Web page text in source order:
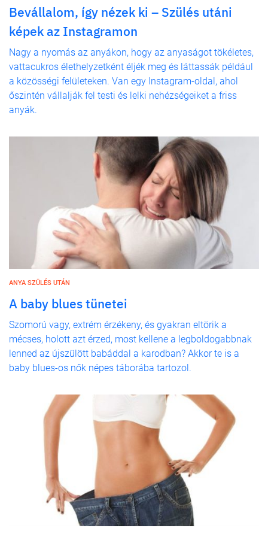
Bevállalom, így nézek ki – Szülés utáni
képek az Instagramon
Nagy a nyomás az anyákon, hogy az anyaságot tökéletes,
vattacukros élethelyzetként éljék meg és láttassák például
a közösségi felületeken. Van egy Instagram-oldal, ahol
őszintén vállalják fel testi és lelki nehézségeiket a friss
anyák.
ANYA SZÜLÉS UTÁN
A baby blues tünetei
Szomorú vagy, extrém érzékeny, és gyakran eltörik a
mécses, holott azt érzed, most kellene a legboldogabbnak
lenned az újszülött babáddal a karodban? Akkor te is a
baby blues-os nők népes táborába tartozol.